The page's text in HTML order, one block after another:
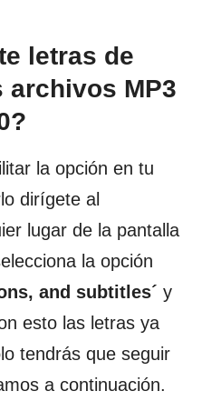
letras de
archivos MP3
la opción en tu
dirígete al
lugar de la pantalla
la opción
and subtitles´ y
esto las letras ya
tendrás que seguir
a continuación.